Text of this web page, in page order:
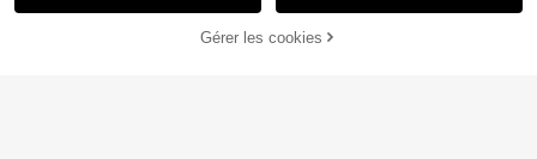
46% DE RÉDUCTION !
Gérer les cookies